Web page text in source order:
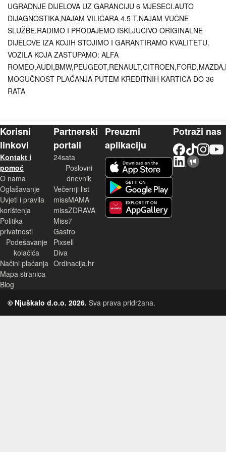
UGRADNJE DIJELOVA UZ GARANCIJU 6 MJESECI.AUTO
DIJAGNOSTIKA,NAJAM VILIČARA 4.5 T,NAJAM VUČNE
SLUŽBE.RADIMO I PRODAJEMO ISKLJUČIVO ORIGINALNE
DIJELOVE IZA KOJIH STOJIMO I GARANTIRAMO KVALITETU.
VOZILA KOJA ZASTUPAMO: ALFA
MOGUČNOST PLAĆANJA PUTEM KREDITNIH KARTICA DO 36
RATA
Korisni
linkovi
Kontakt i
pomoć
O nama
Oglašavanje
Uvjeti i pravila
korištenja
Politika
privatnosti
Podešavanje
kolačića
Načini plaćanja
Mapa stranica
Blog
Partnerski
portali
24sata
Poslovni
dnevnik
Večernji list
missMAMA
missZDRAVA
Miss7
Gastro
Pixsell
Diva
Ordinacija.hr
Preuzmi
aplikaciju
Potraži nas
© Njuškalo d.o.o. 2026. Sva prava pridržana.